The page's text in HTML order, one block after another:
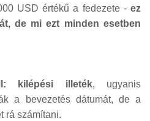
USD értékű a fedezete - ez
de mi ezt minden esetben
kilépési illeték, ugyanis
a bevezetés dátumát, de a
rá számítani.